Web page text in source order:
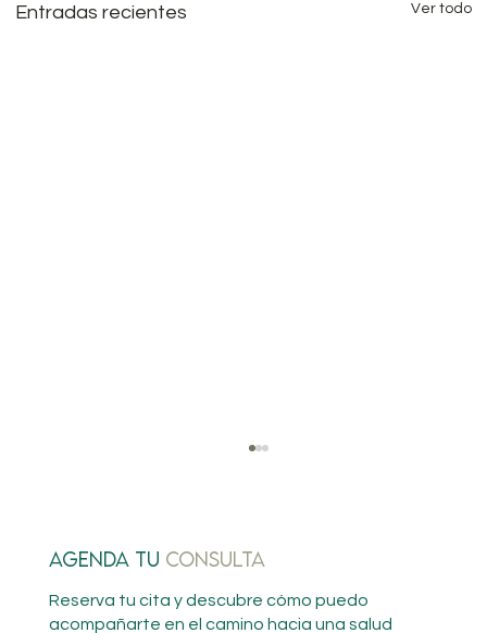
AGENDA tu CONSULTA
Reserva tu cita y descubre cómo puedo
acompañarte en el camino hacia una salud
Entradas recientes Ver todo